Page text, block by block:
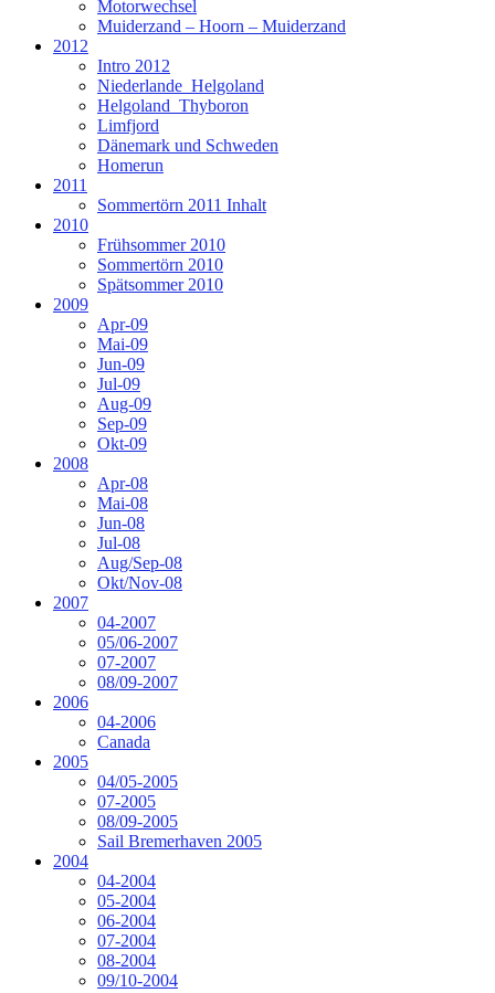
Motorwechsel
Muiderzand – Hoorn – Muiderzand
2012
Intro 2012
Niederlande_Helgoland
Helgoland_Thyboron
Limfjord
Dänemark und Schweden
Homerun
2011
Sommertörn 2011 Inhalt
2010
Frühsommer 2010
Sommertörn 2010
Spätsommer 2010
2009
Apr-09
Mai-09
Jun-09
Jul-09
Aug-09
Sep-09
Okt-09
2008
Apr-08
Mai-08
Jun-08
Jul-08
Aug/Sep-08
Okt/Nov-08
2007
04-2007
05/06-2007
07-2007
08/09-2007
2006
04-2006
Canada
2005
04/05-2005
07-2005
08/09-2005
Sail Bremerhaven 2005
2004
04-2004
05-2004
06-2004
07-2004
08-2004
09/10-2004